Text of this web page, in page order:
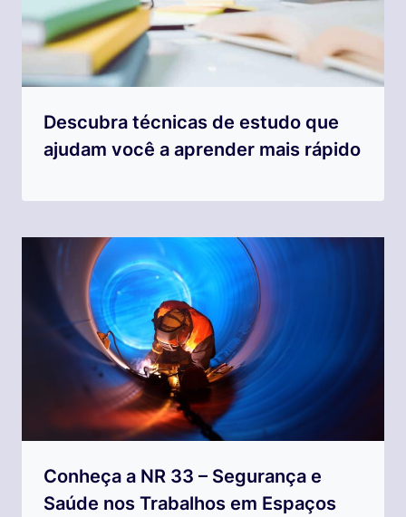
Descubra técnicas de estudo que
ajudam você a aprender mais rápido
Conheça a NR 33 – Segurança e
Saúde nos Trabalhos em Espaços